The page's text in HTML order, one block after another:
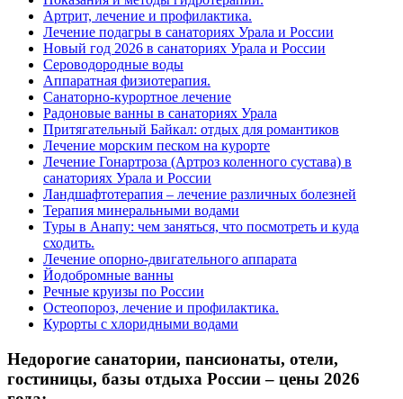
Артрит, лечение и профилактика.
Лечение подагры в санаториях Урала и России
Новый год 2026 в санаториях Урала и России
Сероводородные воды
Аппаратная физиотерапия.
Санаторно-курортное лечение
Радоновые ванны в санаториях Урала
Притягательный Байкал: отдых для романтиков
Лечение морским песком на курорте
Лечение Гонартроза (Артроз коленного сустава) в
санаториях Урала и России
Ландшафтотерапия – лечение различных болезней
Терапия минеральными водами
Туры в Анапу: чем заняться, что посмотреть и куда
сходить.
Лечение опорно-двигательного аппарата
Йодобромные ванны
Речные круизы по России
Остеопороз, лечение и профилактика.
Курорты с хлоридными водами
Недорогие санатории, пансионаты, отели,
гостиницы, базы отдыха России – цены 2026